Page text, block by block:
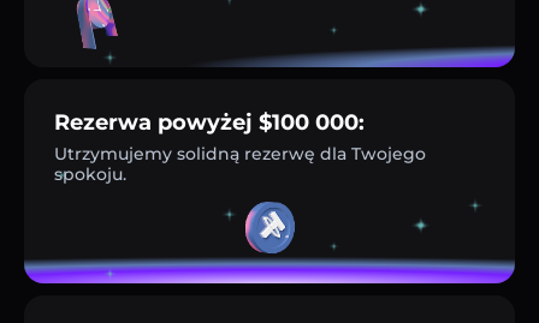
Rezerwa powyżej $100 000:
Utrzymujemy solidną rezerwę dla Twojego
spokoju.